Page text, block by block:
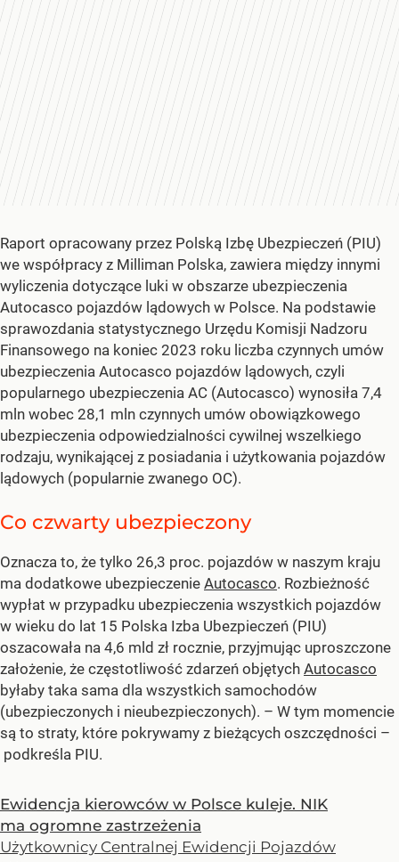
Raport opracowany przez Polską Izbę Ubezpieczeń (PIU)
we współpracy z Milliman Polska, zawiera między innymi
wyliczenia dotyczące luki w obszarze ubezpieczenia
Autocasco pojazdów lądowych w Polsce. Na podstawie
sprawozdania statystycznego Urzędu Komisji Nadzoru
Finansowego na koniec 2023 roku liczba czynnych umów
ubezpieczenia Autocasco pojazdów lądowych, czyli
popularnego ubezpieczenia AC (Autocasco) wynosiła 7,4
mln wobec 28,1 mln czynnych umów obowiązkowego
ubezpieczenia odpowiedzialności cywilnej wszelkiego
rodzaju, wynikającej z posiadania i użytkowania pojazdów
lądowych (popularnie zwanego OC).
Co czwarty ubezpieczony
Oznacza to, że tylko 26,3 proc. pojazdów w naszym kraju
ma dodatkowe ubezpieczenie Autocasco. Rozbieżność
wypłat w przypadku ubezpieczenia wszystkich pojazdów
w wieku do lat 15 Polska Izba Ubezpieczeń (PIU)
oszacowała na 4,6 mld zł rocznie, przyjmując uproszczone
założenie, że częstotliwość zdarzeń objętych Autocasco
byłaby taka sama dla wszystkich samochodów
(ubezpieczonych i nieubezpieczonych). – W tym momencie
są to straty, które pokrywamy z bieżących oszczędności –
podkreśla PIU.
Ewidencja kierowców w Polsce kuleje. NIK
ma ogromne zastrzeżenia
Użytkownicy Centralnej Ewidencji Pojazdów